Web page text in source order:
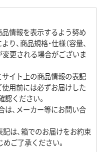
情報を表示するよう努め
、商品規格・仕様（容量、
変更される場合がございま
サイト上の商品情報の表記
用前には必ずお届けした
ください。
は、メーカー等にお問い合
記は、箱でのお届けをお約束
ご了承ください。